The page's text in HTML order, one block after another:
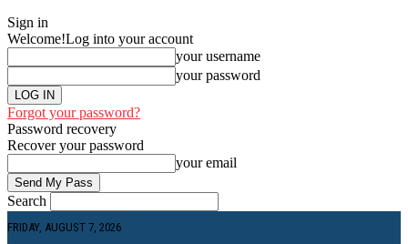
Sign in
Welcome!Log into your account
your username
your password
Forgot your password?
Password recovery
Recover your password
your email
Search
FRIDAY, AUGUST 7, 2026